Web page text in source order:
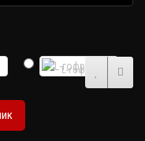
L-гофр